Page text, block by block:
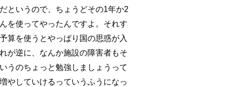
というので、ちょうどその1年か2
を使ってやったんですよ。それす
算を使うとやっぱり国の思惑が入
が逆に、なんか施設の障害者もそ
うのちょっと勉強しましょうって
やしていけるっていうふうになっ